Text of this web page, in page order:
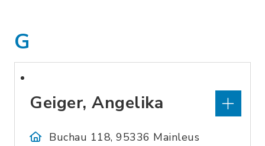
G
Geiger, Angelika
Buchau 118, 95336 Mainleus